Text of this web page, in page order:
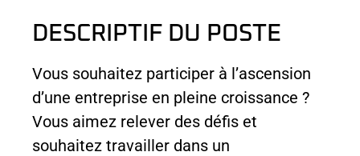
DESCRIPTIF DU POSTE
Vous souhaitez participer à l’ascension
d’une entreprise en pleine croissance ?
Vous aimez relever des défis et
souhaitez travailler dans un